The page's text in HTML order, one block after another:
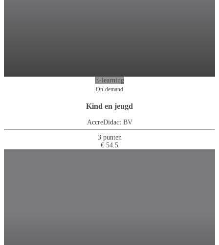
E-learning
On-demand
Kind en jeugd
AccreDidact BV
3 punten
€ 54.5